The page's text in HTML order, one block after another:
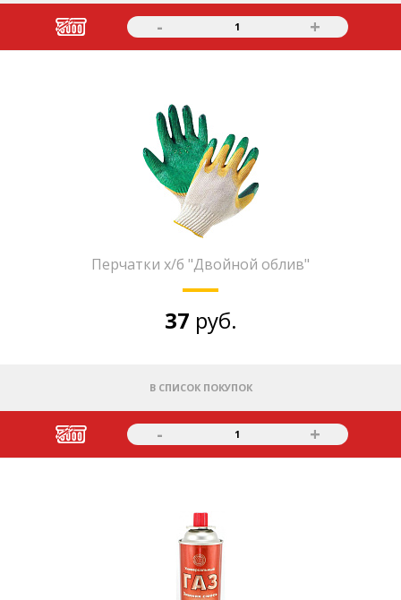
- 1 +
Перчатки х/б "Двойной облив"
37 руб.
В СПИСОК ПОКУПОК
- 1 +